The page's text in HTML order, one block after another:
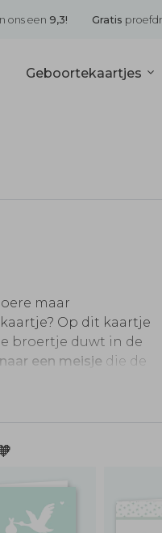
ons een 9,3! Gratis
Geboortekaartjes
maar
Op dit kaartje
broertje duwt in de
een meisje die de
in de editor of